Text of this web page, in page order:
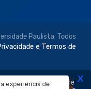
experiência de
Paulista. Todos
e Termos de
neste site são de X